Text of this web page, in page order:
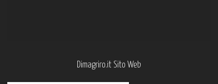
Dimagriro.it Sito Web